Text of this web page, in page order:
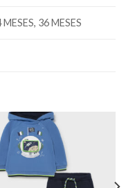
36 MESES